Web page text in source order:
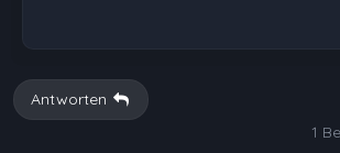
Antworten
1